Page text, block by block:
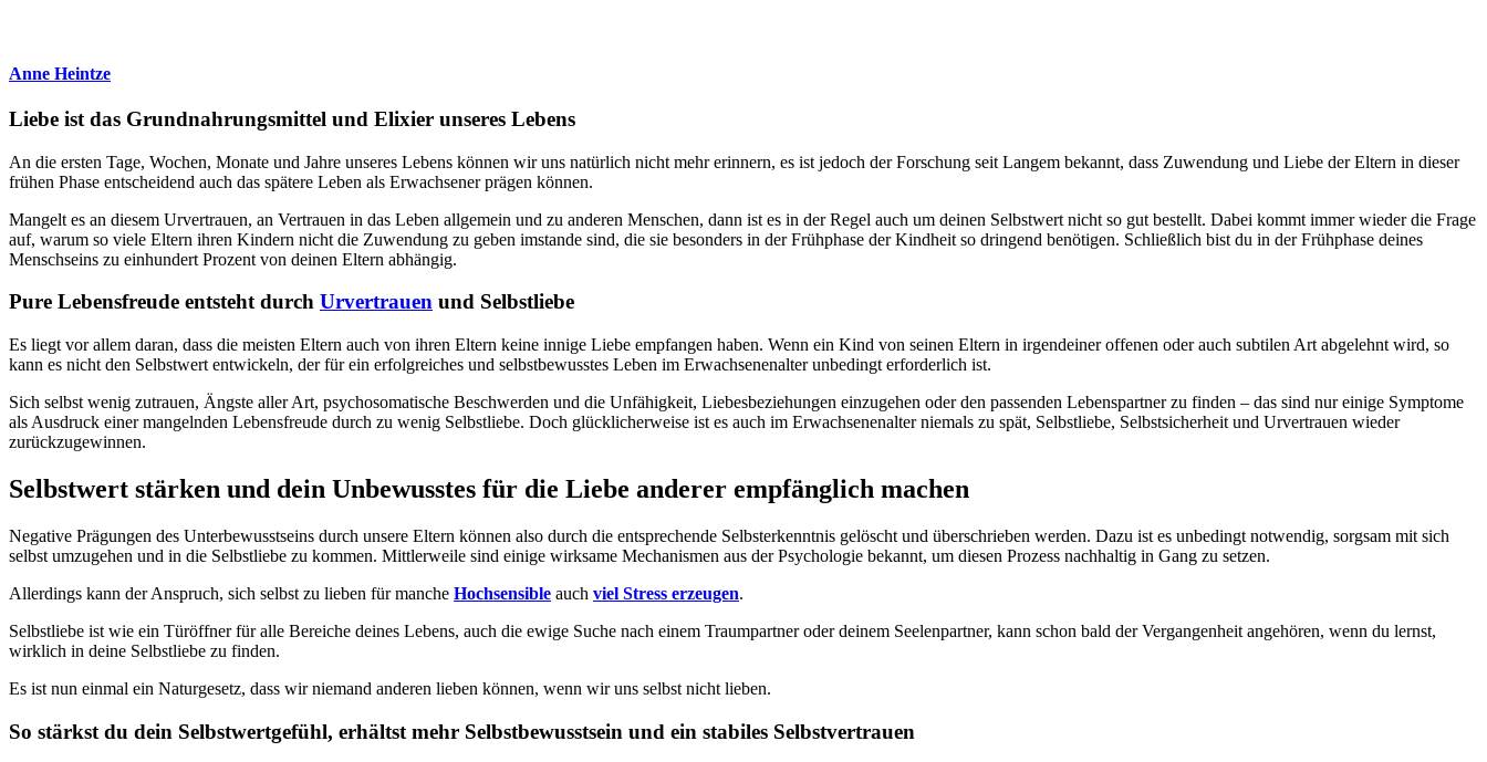
Anne Heintze
Liebe ist das Grundnahrungsmittel und Elixier unseres Lebens
An die ersten Tage, Wochen, Monate und Jahre unseres Lebens können wir uns natürlich nicht mehr erinnern, es ist jedoch der Forschung seit Langem bekannt, dass Zuwendung und Liebe der Eltern in dieser
frühen Phase entscheidend auch das spätere Leben als Erwachsener prägen können.
Mangelt es an diesem Urvertrauen, an Vertrauen in das Leben allgemein und zu anderen Menschen, dann ist es in der Regel auch um deinen Selbstwert nicht so gut bestellt. Dabei kommt immer wieder die Frage
auf, warum so viele Eltern ihren Kindern nicht die Zuwendung zu geben imstande sind, die sie besonders in der Frühphase der Kindheit so dringend benötigen. Schließlich bist du in der Frühphase deines
Menschseins zu einhundert Prozent von deinen Eltern abhängig.
Pure Lebensfreude entsteht durch Urvertrauen und Selbstliebe
Es liegt vor allem daran, dass die meisten Eltern auch von ihren Eltern keine innige Liebe empfangen haben. Wenn ein Kind von seinen Eltern in irgendeiner offenen oder auch subtilen Art abgelehnt wird, so
kann es nicht den Selbstwert entwickeln, der für ein erfolgreiches und selbstbewusstes Leben im Erwachsenenalter unbedingt erforderlich ist.
Sich selbst wenig zutrauen, Ängste aller Art, psychosomatische Beschwerden und die Unfähigkeit, Liebesbeziehungen einzugehen oder den passenden Lebenspartner zu finden – das sind nur einige Symptome
als Ausdruck einer mangelnden Lebensfreude durch zu wenig Selbstliebe. Doch glücklicherweise ist es auch im Erwachsenenalter niemals zu spät, Selbstliebe, Selbstsicherheit und Urvertrauen wieder
zurückzugewinnen.
Selbstwert stärken und dein Unbewusstes für die Liebe anderer empfänglich machen
Negative Prägungen des Unterbewusstseins durch unsere Eltern können also durch die entsprechende Selbsterkenntnis gelöscht und überschrieben werden. Dazu ist es unbedingt notwendig, sorgsam mit sich
selbst umzugehen und in die Selbstliebe zu kommen. Mittlerweile sind einige wirksame Mechanismen aus der Psychologie bekannt, um diesen Prozess nachhaltig in Gang zu setzen.
Allerdings kann der Anspruch, sich selbst zu lieben für manche Hochsensible auch viel Stress erzeugen.
Selbstliebe ist wie ein Türöffner für alle Bereiche deines Lebens, auch die ewige Suche nach einem Traumpartner oder deinem Seelenpartner, kann schon bald der Vergangenheit angehören, wenn du lernst,
wirklich in deine Selbstliebe zu finden.
Es ist nun einmal ein Naturgesetz, dass wir niemand anderen lieben können, wenn wir uns selbst nicht lieben.
So stärkst du dein Selbstwertgefühl, erhältst mehr Selbstbewusstsein und ein stabiles Selbstvertrauen